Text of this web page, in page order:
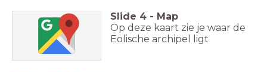
Slide 4 - Map
Op deze kaart zie je waar de
Eolische archipel ligt